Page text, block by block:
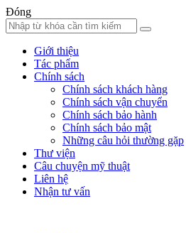
Đóng
Giới thiệu
Tác phẩm
Chính sách
Chính sách khách hàng
Chính sách vận chuyển
Chính sách bảo hành
Chính sách bảo mật
Những câu hỏi thường gặp
Thư viện
Câu chuyện mỹ thuật
Liên hệ
Nhận tư vấn